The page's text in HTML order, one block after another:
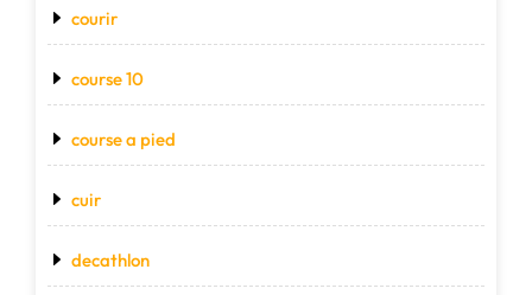
courir
course 10
course a pied
cuir
decathlon